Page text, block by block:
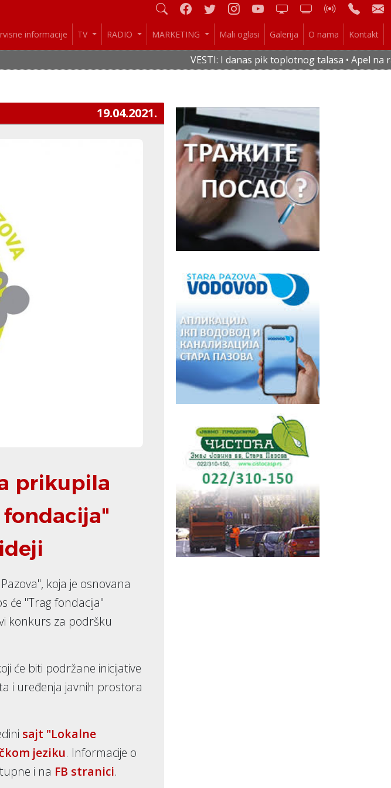
informacije TV RADIO MARKETING Mali oglasi Galerija O nama Kontakt
VESTI: I danas pik toplotnog talasa • Apel na
19.04.2021.
prikupila
koja je osnovana
će "Trag fondacija"
konkurs za podršku
će biti podržane inicijative
i uređenja javnih prostora
sajt "Lokalne
jeziku. Informacije o
i na FB stranici.